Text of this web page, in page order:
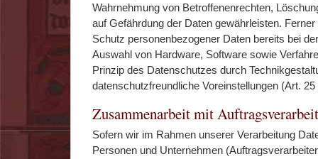
Wahrnehmung von Betroffenenrechten,
auf Gefährdung der Daten gewährleisten.
Schutz personenbezogener Daten bereits bei
Auswahl von Hardware, Software sowie
Prinzip des Datenschutzes durch
datenschutzfreundliche Voreinstellungen (Art.
Zusammenarbeit mit
Sofern wir im Rahmen unserer Verarbeitung
Personen und Unternehmen